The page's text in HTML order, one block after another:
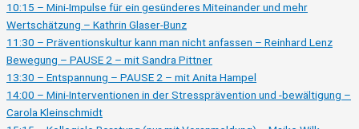
10:15 – Mini-Impulse für ein gesünderes Miteinander und mehr
Wertschätzung – Kathrin Glaser-Bunz
11:30 – Präventionskultur kann man nicht anfassen – Reinhard Lenz
Bewegung – PAUSE 2 – mit Sandra Pittner
13:30 – Entspannung – PAUSE 2 – mit Anita Hampel
14:00 – Mini-Interventionen in der Stressprävention und -bewältigung –
Carola Kleinschmidt